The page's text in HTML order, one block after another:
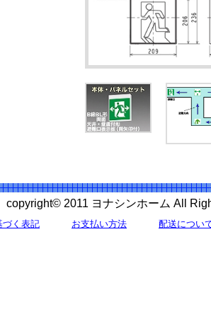
copyright© 2011 ヨナシンホーム All
づく表記 お支払い方法 配送につい